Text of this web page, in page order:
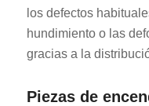
los defectos
hundimiento o las
gracias a la
Piezas de